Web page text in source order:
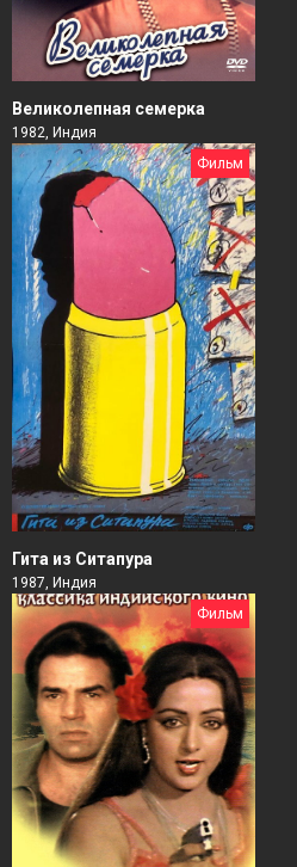
Великолепная семерка
1982, Индия
Фильм
Гита из Ситапура
1987, Индия
Фильм